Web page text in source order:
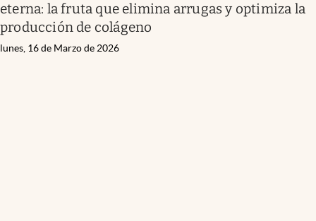
eterna: la fruta que elimina arrugas y optimiza la
producción de colágeno
lunes, 16 de Marzo de 2026